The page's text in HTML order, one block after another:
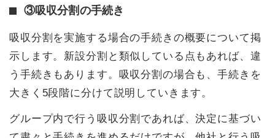
③吸収分割の手続き
吸収分割を実施する場合の手続きの概要について掲
示します。新設分割と類似している点もあれば、違
う手続きもあります。吸収分割の場合も、手続きを
大きく5段階に分けて説明していきます。
グループ内で行う吸収分割であれば、決定に基づい